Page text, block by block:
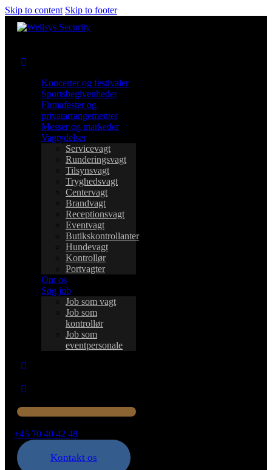
Skip to content Skip to footer
Koncerter og festivaler
Sportsbegivenheder
Firmafester og
privatarrangementer
Messer og markeder
Vagtydelser
Servicevagt
Runderingsvagt
Tilsynsvagt
Tryghedsvagt
Centervagt
Brandvagt
Receptionsvagt
Eventvagt
Butikskontrollanter
Hundevagt
Kontrollør
Portvagter
Om os
Søg job
Job som vagt
Job som
kontrollør
Job som
eventpersonale
+45 70 40 42 48
Kontakt os